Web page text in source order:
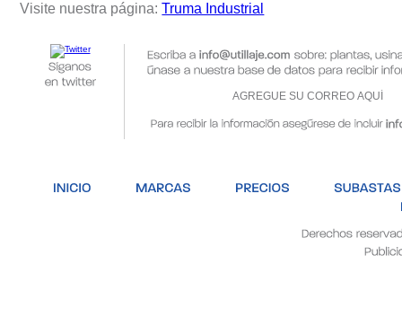
Visite nuestra página:Truma Industrial